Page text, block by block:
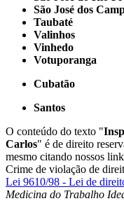
São José dos
Taubaté
Valinhos
Vinhedo
Votuporanga
Cubatão
Santos
O conteúdo do texto "
Carlos" é de direito
mesmo citando nossos
Crime de violação de
Lei 9610/98 - Lei de
Medicina do Trabalho